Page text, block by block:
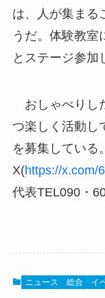
は、人が集まる
うだ。体験教室
とステージ参加
おしゃべりし
つ楽しく活動し
を募集している
X(https://x.com/
代表TEL090・
ニュース 総合 イ